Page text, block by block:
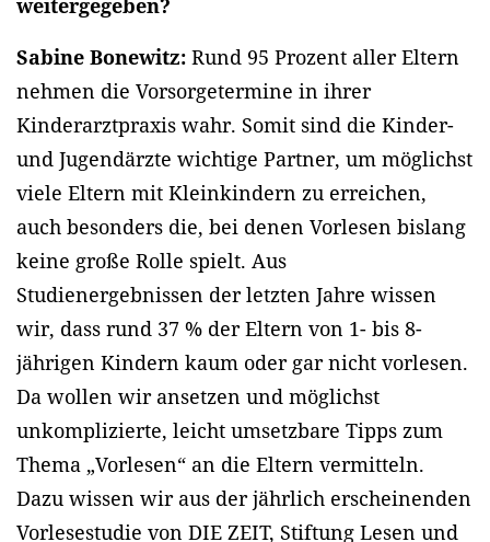
weitergegeben?
Sabine Bonewitz: Rund 95 Prozent aller Eltern
nehmen die Vorsorgetermine in ihrer
Kinderarztpraxis wahr. Somit sind die Kinder-
und Jugendärzte wichtige Partner, um möglichst
viele Eltern mit Kleinkindern zu erreichen,
auch besonders die, bei denen Vorlesen bislang
keine große Rolle spielt. Aus
Studienergebnissen der letzten Jahre wissen
wir, dass rund 37 % der Eltern von 1- bis 8-
jährigen Kindern kaum oder gar nicht vorlesen.
Da wollen wir ansetzen und möglichst
unkomplizierte, leicht umsetzbare Tipps zum
Thema „Vorlesen“ an die Eltern vermitteln.
Dazu wissen wir aus der jährlich erscheinenden
Vorlesestudie von DIE ZEIT, Stiftung Lesen und